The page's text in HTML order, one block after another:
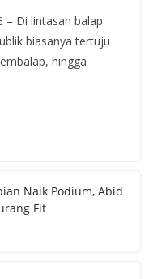
– Di lintasan balap
biasanya tertuju
hingga
Naik Podium, Abid
Fit